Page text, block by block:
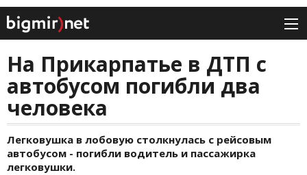
На Прикарпатье в ДТП с
автобусом погибли два
человека
Легковушка в лобовую столкнулась с рейсовым
автобусом - погибли водитель и пассажирка
легковушки.